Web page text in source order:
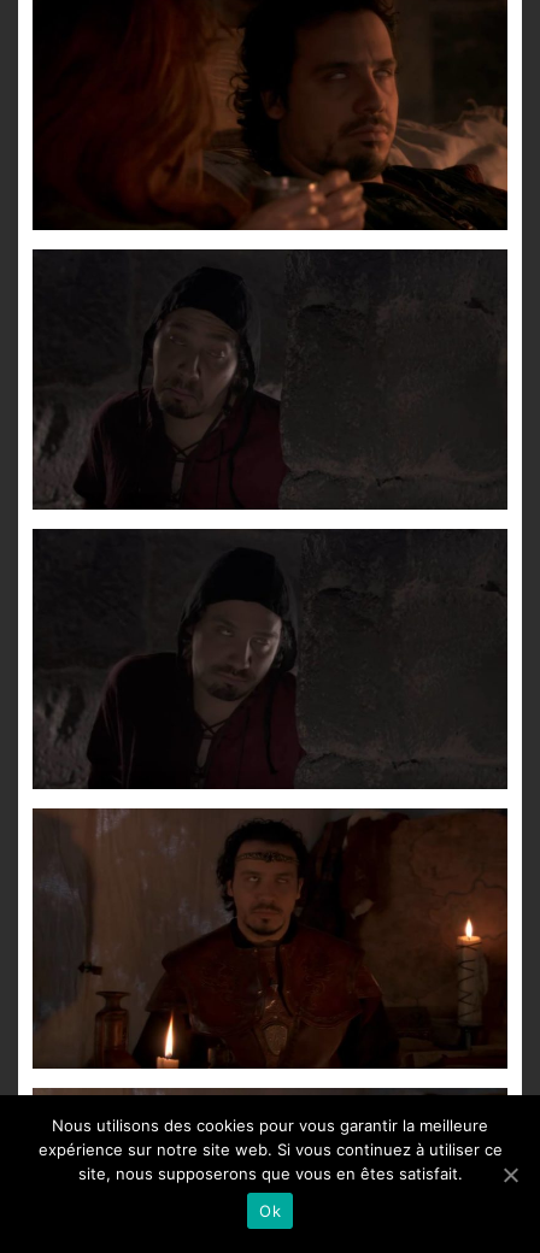
Nous utilisons des cookies pour vous garantir la meilleure
expérience sur notre site web. Si vous continuez à utiliser ce
site, nous supposerons que vous en êtes satisfait.
Ok